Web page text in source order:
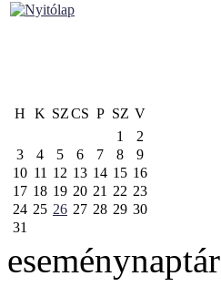
H K SZCS P SZ V
1
2
3
4 5 6 7 8
9
10 11 12 13 14 15 16
17 18 19 20 21 22 23
24 25 26 27 28 29 30
31
eseménynaptár